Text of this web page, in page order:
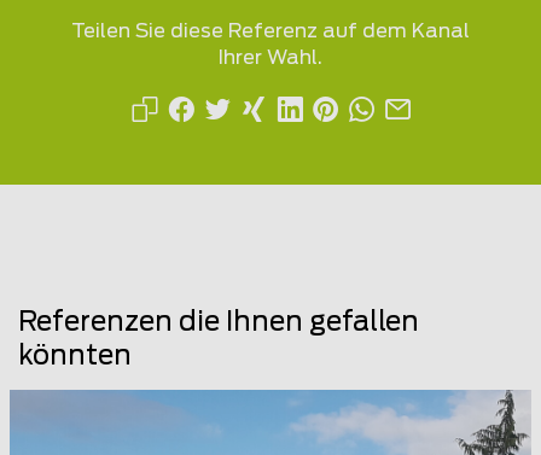
Teilen Sie diese Referenz auf dem Kanal
Ihrer Wahl.
Referenzen die Ihnen gefallen
könnten